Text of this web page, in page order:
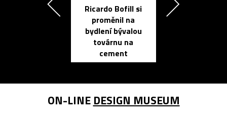
Ricardo Bofill si
proměnil na
bydlení bývalou
továrnu na
cement
ON-LINE DESIGN MUSEUM